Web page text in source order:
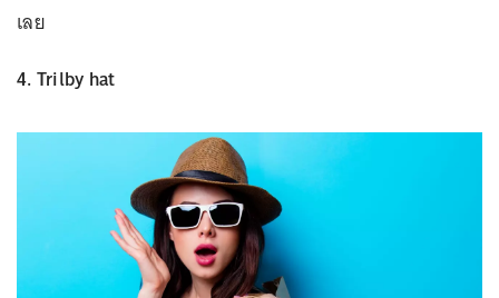
เลย
4. Trilby hat